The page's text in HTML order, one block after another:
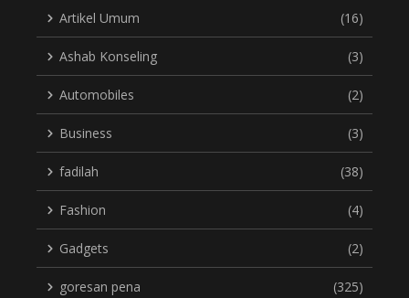
Artikel Umum (16)
Ashab Konseling (3)
Automobiles (2)
Business (3)
fadilah (38)
Fashion (4)
Gadgets (2)
goresan pena (325)